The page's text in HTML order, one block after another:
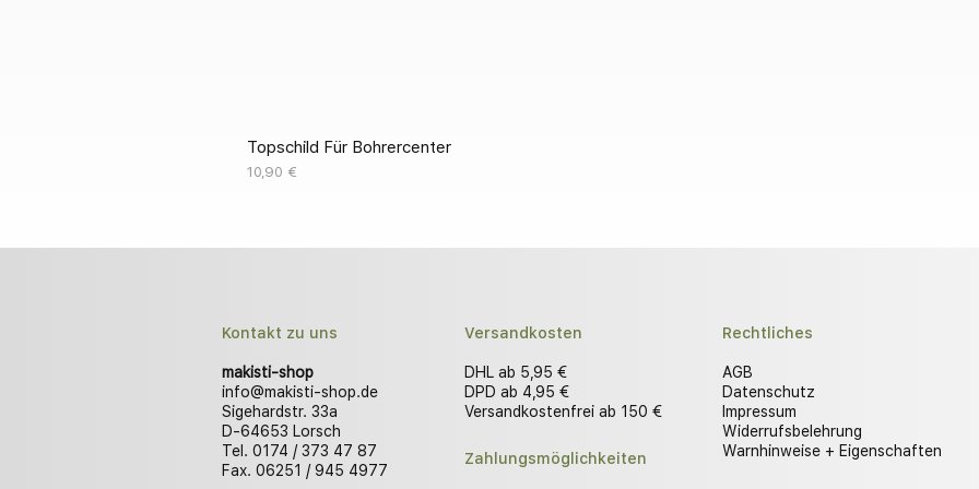
Topschild Für Bohrercenter
Preis
10,90 €
Kontakt zu uns
makisti-shop
info@makisti-shop.de
Sigehardstr. 33a
D-64653 Lorsch
Tel. 0174 / 373 47 87
Fax. 06251 / 945 4977
Versandkosten
DHL ab 5,95 €
DPD ab 4,95 €
Versandkostenfrei ab 150 €
Zahlungsmöglichkeiten
Rechtliches
AGB
Datenschutz
Impressum
Widerrufsbelehrung
Warnhinweise + Eigenschaften